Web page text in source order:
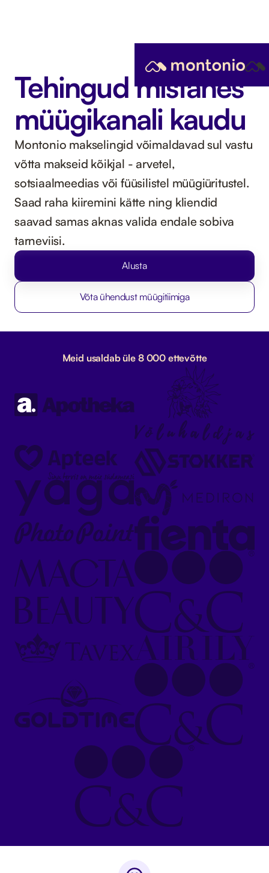
Tehingud mistahes
müügikanali kaudu
Montonio makselingid võimaldavad sul vastu
võtta makseid kõikjal - arvetel,
sotsiaalmeedias või füüsilistel müügiüritustel.
Saad raha kiiremini kätte ning kliendid
saavad samas aknas valida endale sobiva
tarneviisi.
Alusta
Võta ühendust müügitiimiga
Meid usaldab üle 8 000 ettevõtte